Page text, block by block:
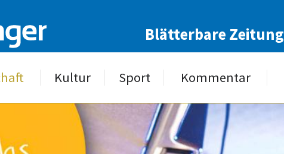
Blätterbare Zeitung
Kultur Sport Kommentar